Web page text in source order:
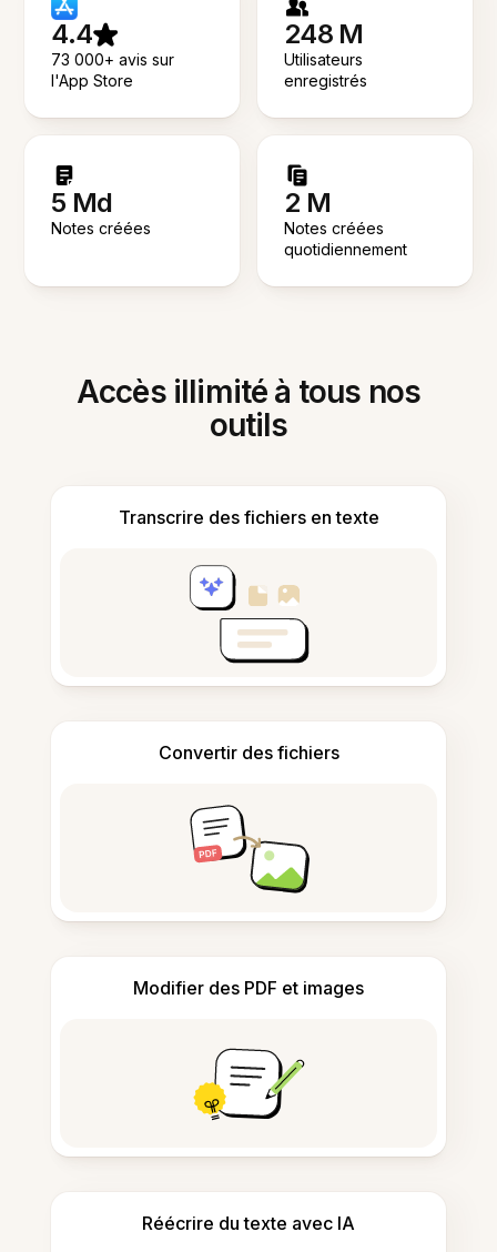
4.4
73 000+ avis sur
l'App Store
248 M
Utilisateurs
enregistrés
5 Md
Notes créées
2 M
Notes créées
quotidiennement
Accès illimité à tous nos
outils
Transcrire des fichiers en texte
Convertir des fichiers
Modifier des PDF et images
Réécrire du texte avec IA